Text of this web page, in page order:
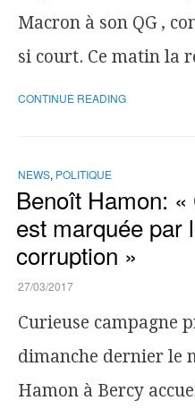
Macron à son QG ,
si court. Ce matin la
CONTINUE READING
NEWS, POLITIQUE
Benoît Hamon:
est marquée par
corruption »
27/03/2017
Curieuse campagne
dimanche dernier le
Hamon à Bercy